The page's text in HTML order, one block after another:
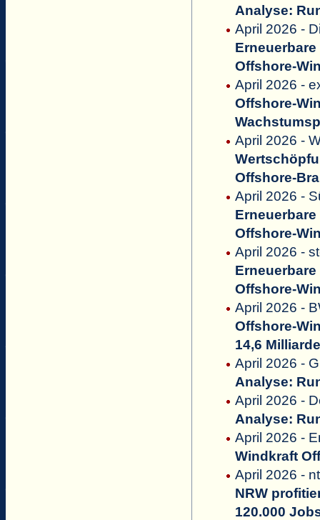
Analyse:
April 2026 -
Offshore-
April 2026 -
Offshore-
April 2026 -
Offshore-
April 2026 -
Offshore-
April 2026 -
Offshore-
April 2026 -
Offshore-
14,6
April 2026 -
Analyse:
April 2026 -
Analyse:
April 2026 -
Windkraft
April 2026 -
NRW
120.000